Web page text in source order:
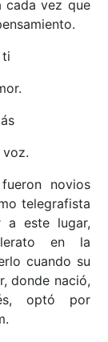
cada vez que
ti
novios
telegrafista
a este lugar,
en la
cuando su
donde nació,
optó por